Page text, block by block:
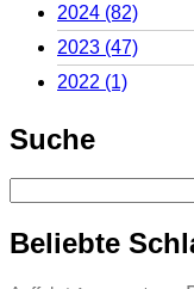
2024 (82)
2023 (47)
2022 (1)
Suche
Beliebte